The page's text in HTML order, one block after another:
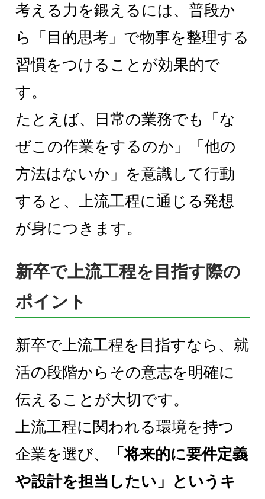
考える力を鍛えるには、普段か
ら「目的思考」で物事を整理する
習慣をつけることが効果的で
す。
たとえば、日常の業務でも「な
ぜこの作業をするのか」「他の
方法はないか」を意識して行動
すると、上流工程に通じる発想
が身につきます。
新卒で上流工程を目指す際の
ポイント
新卒で上流工程を目指すなら、就
活の段階からその意志を明確に
伝えることが大切です。
上流工程に関われる環境を持つ
企業を選び、
「将来的に要件定義
や設計を担当したい」というキ